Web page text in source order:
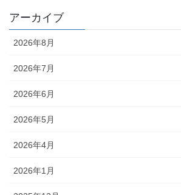
アーカイブ
2026年8月
2026年7月
2026年6月
2026年5月
2026年4月
2026年1月